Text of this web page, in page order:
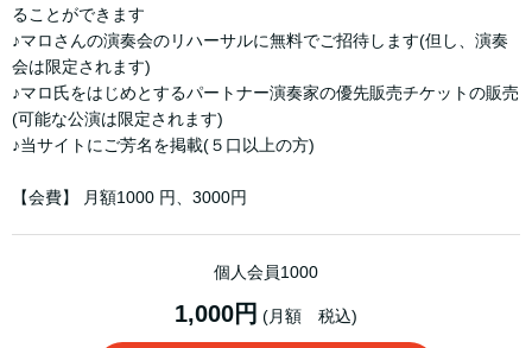
ることができます
♪マロさんの演奏会のリハーサルに無料でご招待します(但し、演奏
会は限定されます)
♪マロ氏をはじめとするパートナー演奏家の優先販売チケットの販売
(可能な公演は限定されます)
♪当サイトにご芳名を掲載(５口以上の方)
【会費】 月額1000 円、3000円
個人会員1000
1,000円 (月額 税込)